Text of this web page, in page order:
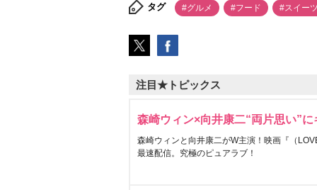
タグ #グルメ #フード #スイー
注目★トピックス
森崎ウィン×向井康二“両片思い”
森崎ウィンと向井康二がW主演！映画『（
最速配信。究極のピュアラブ！